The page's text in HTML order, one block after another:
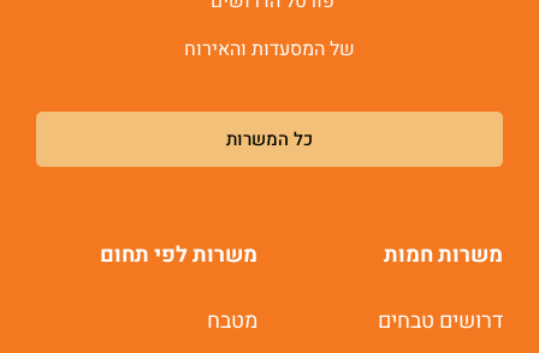
של המסעדות והאירוח
כל המשרות
משרות חמות
דרושים טבחים
משרות לפי תחום
מטבח